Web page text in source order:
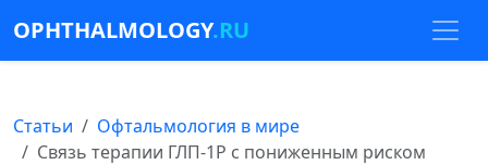
OPHTHALMOLOGY.RU
Статьи
Офтальмология в мире
Связь терапии ГЛП-1Р с пониженным риском